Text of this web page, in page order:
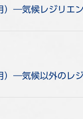
）―気候レジリエ
）―気候以外のレ